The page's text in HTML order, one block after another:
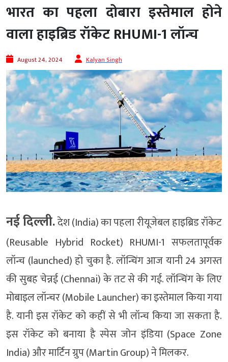
भारत का पहला दोबारा इस्तेमाल होने
वाला हाइब्रिड रॉकेट RHUMI-1 लॉन्च
August 24, 2024 Kalyan Singh
नई दिल्ली.देश (India) का पहला रीयूजेबल हाइब्रिड रॉकेट
(Reusable Hybrid Rocket) RHUMI-1 सफलतापूर्वक
लॉन्च (launched) हो चुका है. लॉन्चिंग आज यानी 24 अगस्त
की सुबह चेन्नई (Chennai) के तट से की गई. लॉन्चिंग के लिए
मोबाइल लॉन्चर (Mobile Launcher) का इस्तेमाल किया गया
है. यानी इस रॉकेट को कहीं से भी लॉन्च किया जा सकता है.
इस रॉकेट को बनाया है स्पेस जोन इंडिया (Space Zone
India) और मार्टिन ग्रुप (Martin Group) ने मिलकर.